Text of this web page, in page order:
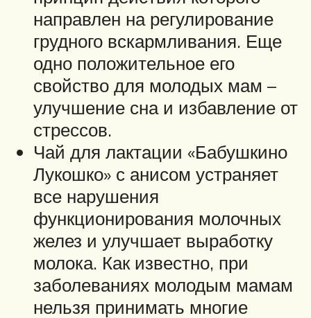
направлен на регулирование
грудного вскармливания. Еще
одно положительное его
свойство для молодых мам –
улучшение сна и избавление от
стрессов.
Чай для лактации «Бабушкино
Лукошко» с анисом устраняет
все нарушения
функционирования молочных
желез и улучшает выработку
молока. Как известно, при
заболеваниях молодым мамам
нельзя принимать многие